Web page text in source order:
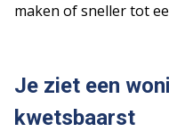
maken of sneller tot
Je ziet een
kwetsbaarst